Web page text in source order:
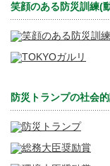
笑顔のある防災訓練(
防災トランプの社会